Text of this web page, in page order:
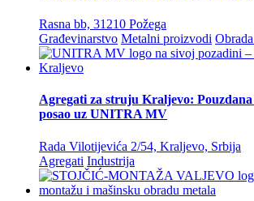
Rasna bb, 31210 Požega
Građevinarstvo Metalni proizvodi
Agregati za struju Kraljevo: Pouzdana
posao uz UNITRA MV
Rada Vilotijevića 2/54, Kraljevo, Srbija
Agregati Industrija